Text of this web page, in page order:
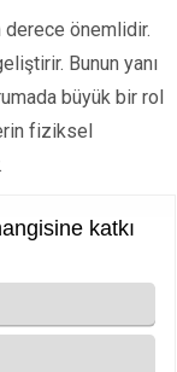
derece önemlidir.
Bunun yanı
büyük bir rol
fiziksel